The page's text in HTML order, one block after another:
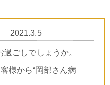
2021.3.5
ごしでしょうか。
様から“岡部さん病